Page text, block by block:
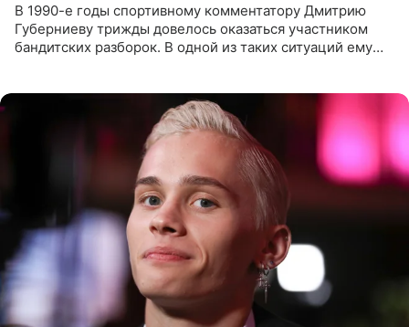
В 1990-е годы спортивному комментатору Дмитрию
Губерниеву трижды довелось оказаться участником
бандитских разборок. В одной из таких ситуаций ему